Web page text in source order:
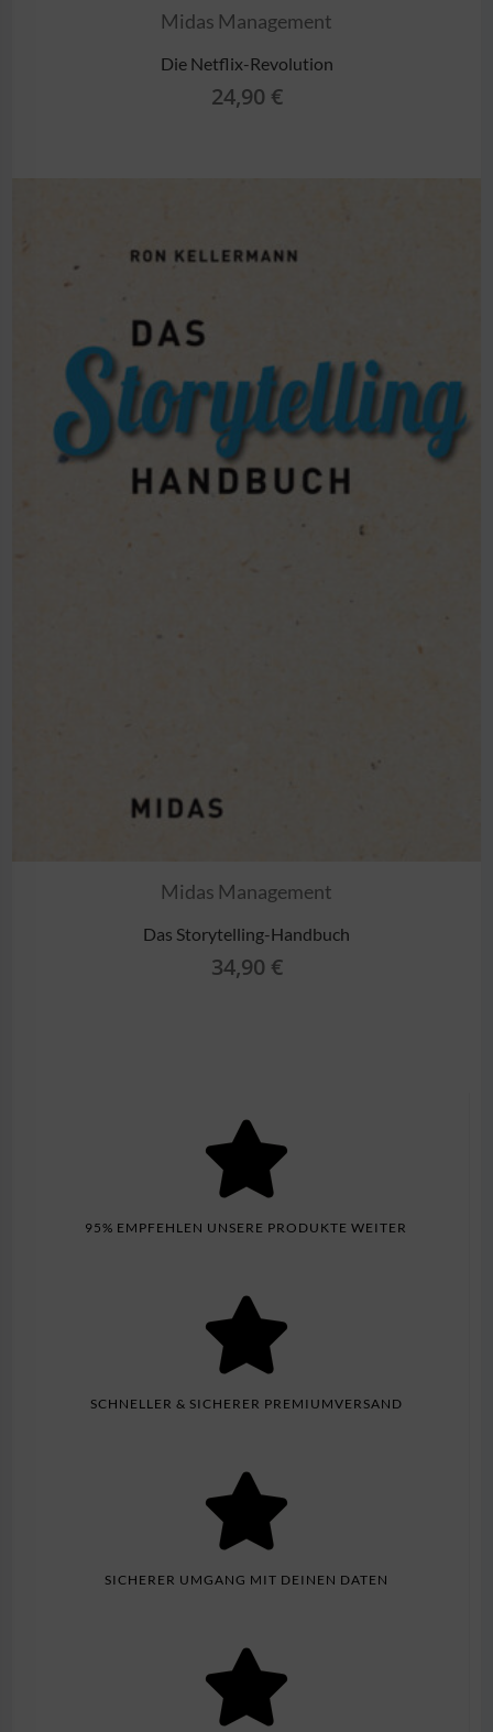
Midas Management
Die Netflix-Revolution
24,90 €
Midas Management
Das Storytelling-Handbuch
34,90 €
95% EMPFEHLEN UNSERE PRODUKTE WEITER
SCHNELLER & SICHERER PREMIUMVERSAND
SICHERER UMGANG MIT DEINEN DATEN